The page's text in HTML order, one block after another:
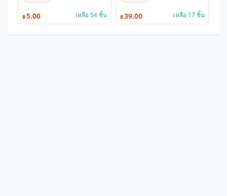
฿5.00 เหลือ 54 ชิ้น ฿39.00 เหลือ 17 ชิ้น